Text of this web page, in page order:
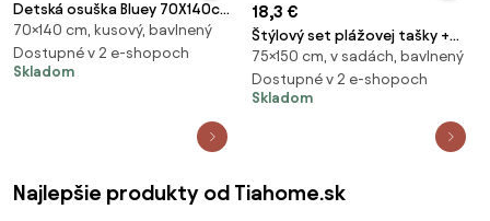
Detská osuška Bluey 70X140cm
Faro
70×140 cm, kusový, bavlnený
Dostupné v 2 e-shopoch
Skladom
18,3 €
Štýlový set plážovej tašky +
osušky HAMAM 75x150 cm,
okrovo žltý
75×150 cm, v sadách, bavlnený
Dostupné v 2 e-shopoch
Skladom
Najlepšie produkty od Tiahome.sk